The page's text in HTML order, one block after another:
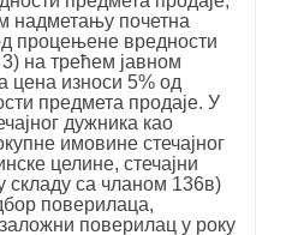
надметању почетна
процењене вредности
на трећем јавном
цена износи 5% од
предмета продаје. У
дужника као
имовине стечајног
целине, стечајни
складу са чланом 136в)
поверилаца,
поверилац у року